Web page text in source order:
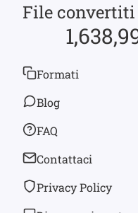
File convertiti
Formati
Blog
FAQ
Contattaci
Privacy Policy